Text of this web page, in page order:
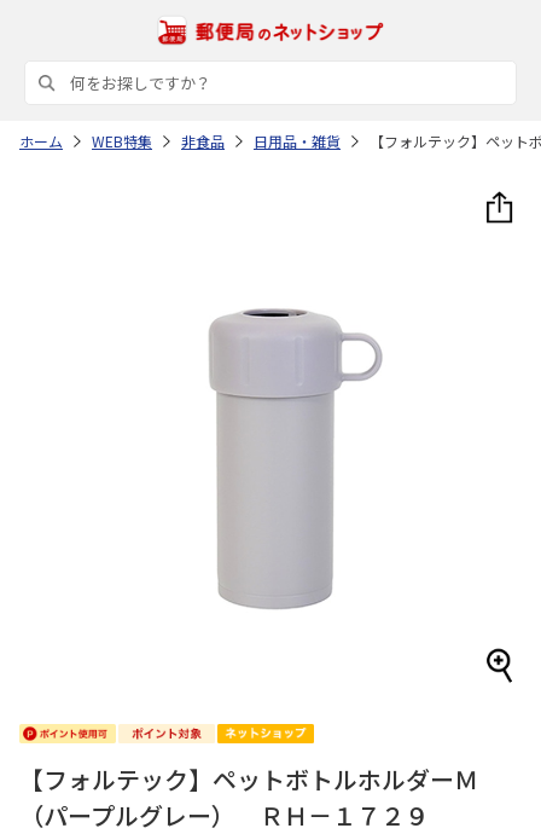
ホーム WEB特集 非食品 日用品・雑貨 【フォルテック】ペッ
【フォルテック】ペットボトルホルダーＭ
（パープルグレー） ＲＨ－１７２９